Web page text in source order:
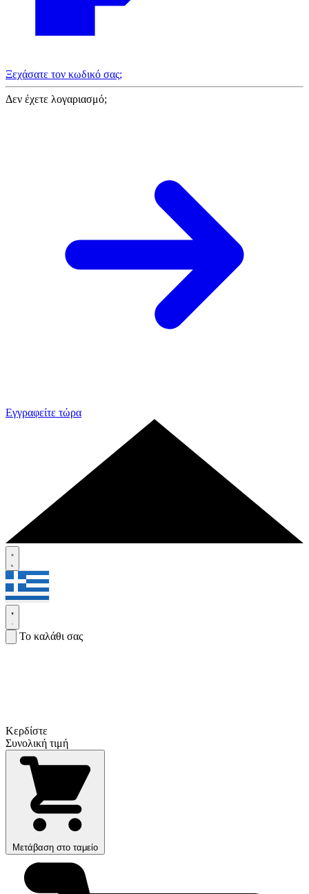
Ξεχάσατε τον κωδικό σας;
Δεν έχετε λογαριασμό;
Εγγραφείτε τώρα
Το καλάθι σας
Κερδίστε
Συνολική τιμή
Μετάβαση στο ταμείο